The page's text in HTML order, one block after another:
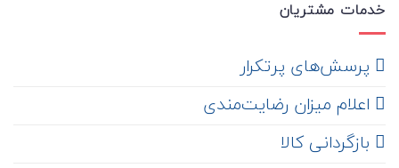
خدمات مشتریان
‌ پرسش‌های پرتکرار
اعلام میزان رضایت‌مندی
‌ بازگردانی کالا